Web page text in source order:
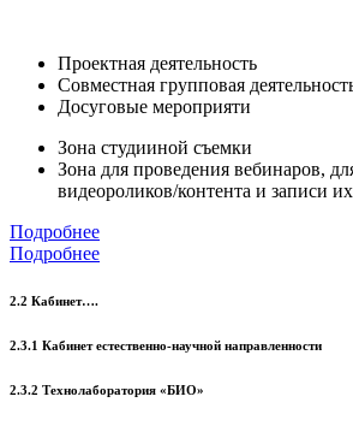
Проектная деятельность
Совместная групповая
Досуговые мероприяти
Зона студииной съемки
Зона для проведения вебинаров,
видеороликов/контента и записи
Подробнее
Подробнее
2.2 Кабинет….
2.3.1 Кабинет естественно-научной направленности
2.3.2 Технолаборатория «БИО»